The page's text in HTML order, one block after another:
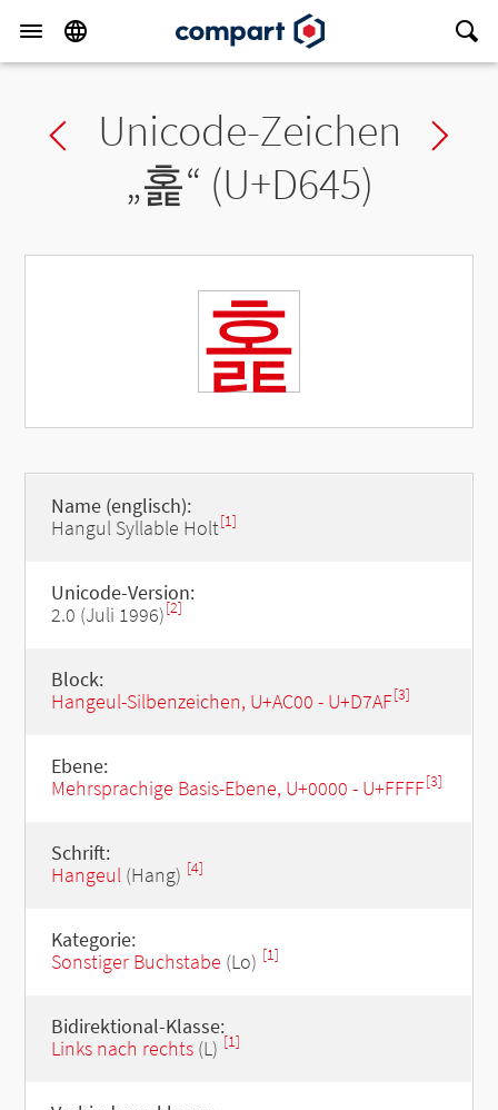
Previous char
Unicode-Zeichen
„홅“ (U+D645)
홅
Name (englisch):
Hangul Syllable Holt[1]
Unicode-Version:
2.0 (Juli 1996)[2]
Block:
Hangeul-Silbenzeichen, U+AC00 - U+D7AF[3]
Ebene:
Mehrsprachige Basis-Ebene, U+0000 - U+FFFF[3]
Schrift:
Hangeul(Hang) [4]
Kategorie:
Sonstiger Buchstabe (Lo) [1]
Bidirektional-Klasse:
Links nach rechts(L) [1]